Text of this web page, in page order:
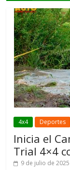
4x4 Deportes
Inicia el
Trial 4×4
9 de julio de 2025